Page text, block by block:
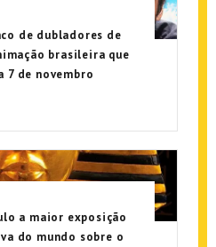
de dubladores de
brasileira que
7 de novembro
a maior exposição
do mundo sobre o